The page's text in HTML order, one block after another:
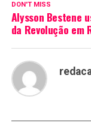
DON'T MISS
Alysson Bestene
da Revolução em